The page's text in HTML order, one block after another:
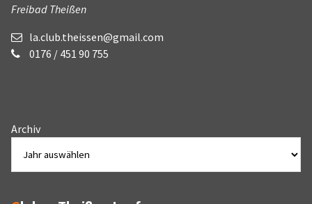
Freibad Theißen
la.club.theissen@gmail.com
0176 / 451 90 755
Archiv